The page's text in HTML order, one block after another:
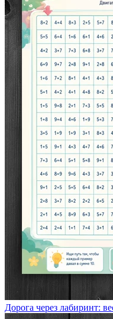
Дорога через лабиринт: